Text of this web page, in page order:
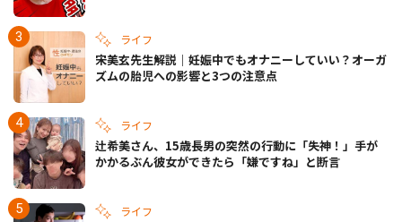
ライフ
宋美玄先生解説｜妊娠中でもオナニーしていい？オーガ
ズムの胎児への影響と3つの注意点
ライフ
辻希美さん、15歳長男の突然の行動に「失神！」手が
かかるぶん彼女ができたら「嫌ですね」と断言
ライフ